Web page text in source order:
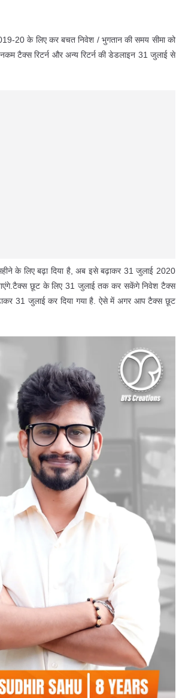
20 के लिए कर बचत निवेश / भुगतान की समय सीमा को
टैक्स रिटर्न और अन्य रिटर्न की डेडलाइन 31 जुलाई से
के लिए बढ़ा दिया है, अब इसे बढ़ाकर 31 जुलाई 2020
छूट के लिए 31 जुलाई तक कर सकेंगे निवेश टैक्स
31 जुलाई कर दिया गया है. ऐसे में अगर आप टैक्स छूट